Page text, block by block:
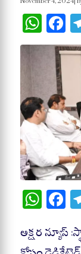
W
ha
ts
అక్షర న్యూస్